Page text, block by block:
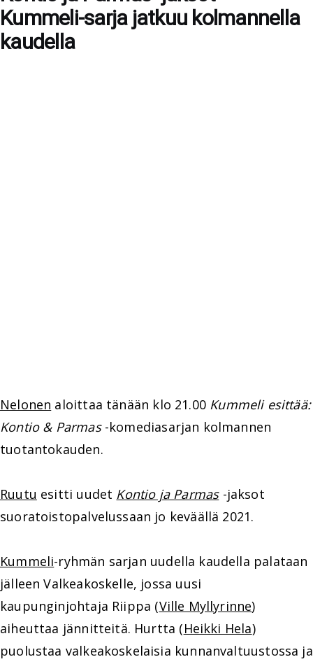
Kummeli-sarja jatkuu kolmannella
kaudella
Nelonen aloittaa tänään klo 21.00 Kummeli esittää:
Kontio & Parmas-komediasarjan kolmannen
tuotantokauden.
Ruutu esitti uudet Kontio ja Parmas-jaksot
suoratoistopalvelussaan jo keväällä 2021.
Kummeli-ryhmän sarjan uudella kaudella palataan
jälleen Valkeakoskelle, jossa uusi
kaupunginjohtaja Riippa (Ville Myllyrinne)
aiheuttaa jännitteitä. Hurtta (Heikki Hela)
puolustaa valkeakoskelaisia kunnanvaltuustossa ja